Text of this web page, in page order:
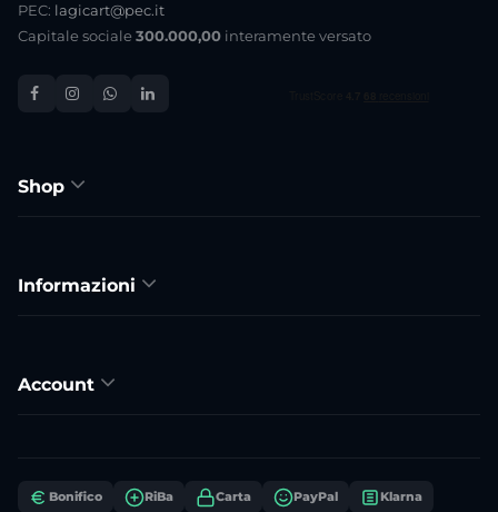
PEC: lagicart@pec.it
Capitale sociale 300.000,00 interamente versato
Shop
Informazioni
Account
Bonifico RiBa Carta PayPal Klarna